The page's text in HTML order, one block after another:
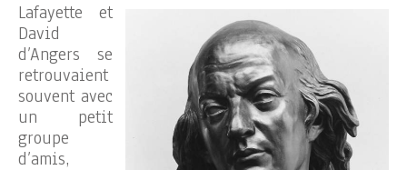
Lafayette et
David
d’Angers se
retrouvaient
souvent avec
un petit
groupe
d’amis,